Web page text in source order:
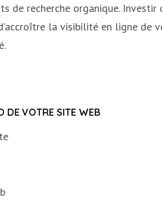
de recherche organique. Investir
la visibilité en ligne de
DE VOTRE SITE WEB